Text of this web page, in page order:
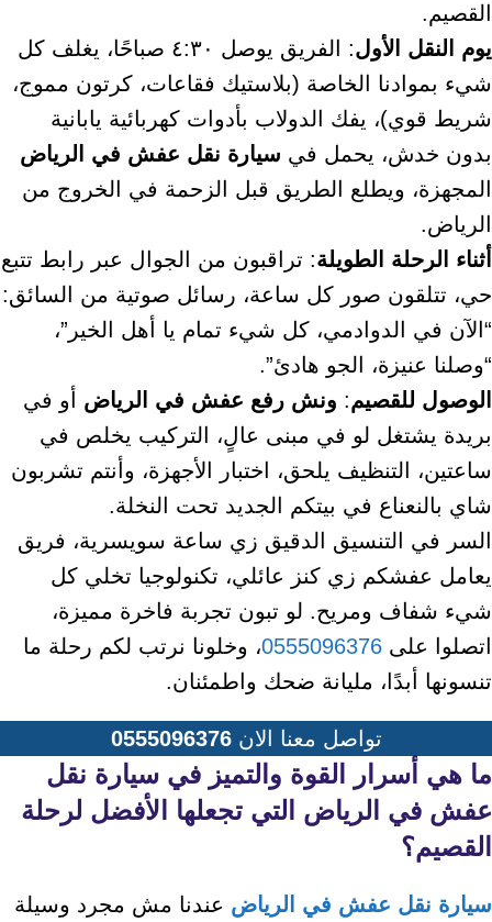
القصيم.
يوم النقل الأول
: الفريق يوصل ٤:٣٠ صباحًا، يغلف كل
شيء بموادنا الخاصة (بلاستيك فقاعات، كرتون مموج،
شريط قوي)، يفك الدولاب بأدوات كهربائية يابانية
بدون خدش، يحمل في سيارة نقل عفش في الرياض
المجهزة، ويطلع الطريق قبل الزحمة في الخروج من
الرياض.
أثناء الرحلة الطويلة: تراقبون من الجوال عبر رابط تتبع
حي، تتلقون صور كل ساعة، رسائل صوتية من السائق:
“الآن في الدوادمي، كل شيء تمام يا أهل الخير”،
“وصلنا عنيزة، الجو هادئ”.
الوصول للقصيم: ونش رفع عفش في الرياض أو في
بريدة يشتغل لو في مبنى عالٍ، التركيب يخلص في
ساعتين، التنظيف يلحق، اختبار الأجهزة، وأنتم تشربون
شاي بالنعناع في بيتكم الجديد تحت النخلة.
السر في التنسيق الدقيق زي ساعة سويسرية، فريق
يعامل عفشكم زي كنز عائلي، تكنولوجيا تخلي كل
شيء شفاف ومريح. لو تبون تجربة فاخرة مميزة،
اتصلوا على 0555096376، وخلونا نرتب لكم رحلة ما
تنسونها أبدًا، مليانة ضحك واطمئنان.
تواصل معنا الان0555096376
ما هي أسرار القوة والتميز في سيارة نقل
عفش في الرياض التي تجعلها الأفضل لرحلة
القصيم؟
سيارة نقل عفش في الرياض عندنا مش مجرد وسيلة